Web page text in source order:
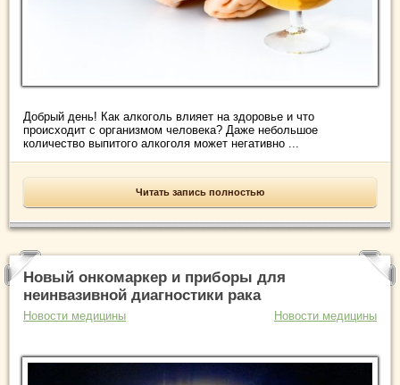
Добрый день! Как алкоголь влияет на здоровье и что
происходит с организмом человека? Даже небольшое
количество выпитого алкоголя может негативно ...
Читать запись полностью
Новый онкомаркер и приборы для
неинвазивной диагностики рака
Новости медицины Новости медицины